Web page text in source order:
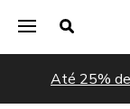
Até 25% de